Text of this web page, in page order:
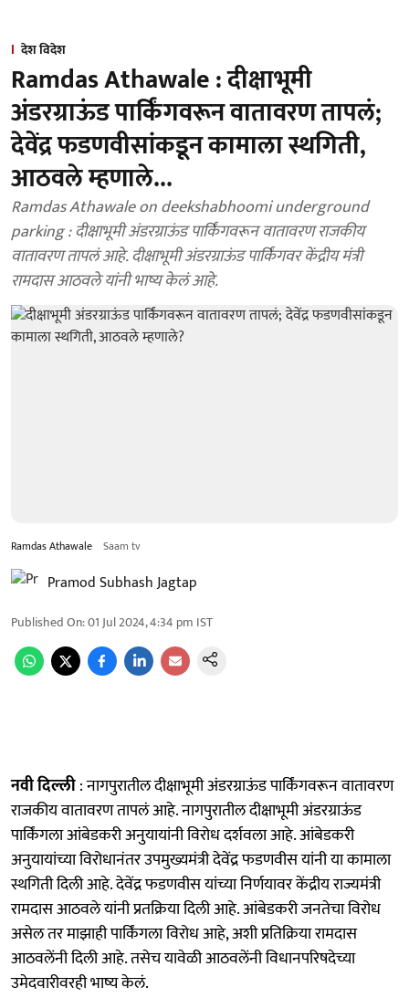
देश विदेश
Ramdas Athawale : दीक्षाभूमी
अंडरग्राऊंड पार्किंगवरून वातावरण तापलं;
देवेंद्र फडणवीसांकडून कामाला स्थगिती,
आठवले म्हणाले...
Ramdas Athawale on deekshabhoomi underground
parking : दीक्षाभूमी अंडरग्राऊंड पार्किंगवरून वातावरण राजकीय
वातावरण तापलं आहे. दीक्षाभूमी अंडरग्राऊंड पार्किंगवर केंद्रीय मंत्री
रामदास आठवले यांनी भाष्य केलं आहे.
Ramdas Athawale Saam tv
Pramod Subhash Jagtap
Published On:01 Jul 2024, 4:34 pm IST
नवी दिल्ली: नागपुरातील दीक्षाभूमी अंडरग्राऊंड पार्किंगवरून वातावरण
राजकीय वातावरण तापलं आहे. नागपुरातील दीक्षाभूमी अंडरग्राऊंड
पार्किंगला आंबेडकरी अनुयायांनी विरोध दर्शवला आहे. आंबेडकरी
अनुयायांच्या विरोधानंतर उपमुख्यमंत्री देवेंद्र फडणवीस यांनी या कामाला
स्थगिती दिली आहे. देवेंद्र फडणवीस यांच्या निर्णयावर केंद्रीय राज्यमंत्री
रामदास आठवले यांनी प्रतक्रिया दिली आहे. आंबेडकरी जनतेचा विरोध
असेल तर माझाही पार्किंगला विरोध आहे, अशी प्रतिक्रिया रामदास
आठवलेंनी दिली आहे. तसेच यावेळी आठवलेंनी विधानपरिषदेच्या
उमेदवारीवरही भाष्य केलं.